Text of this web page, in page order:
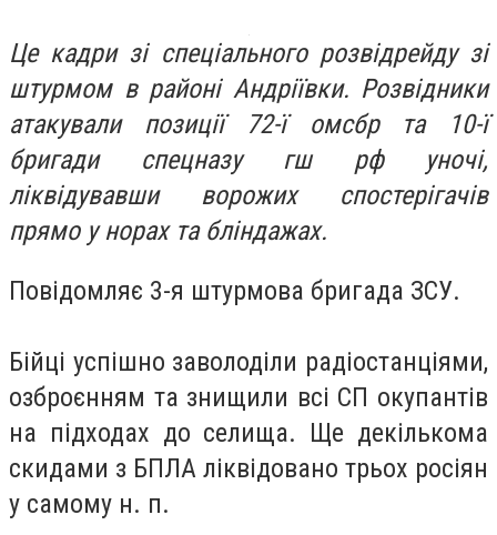
Це кадри зі спеціального розвідрейду зі
штурмом в районі Андріївки. Розвідники
атакували позиції 72-ї омсбр та 10-ї
бригади спецназу гш рф уночі,
ліквідувавши ворожих спостерігачів
прямо у норах та бліндажах.
Повідомляє 3-я штурмова бригада ЗСУ.
Бійці успішно заволоділи радіостанціями,
озброєнням та знищили всі СП окупантів
на підходах до селища. Ще декількома
скидами з БПЛА ліквідовано трьох росіян
у самому н. п.